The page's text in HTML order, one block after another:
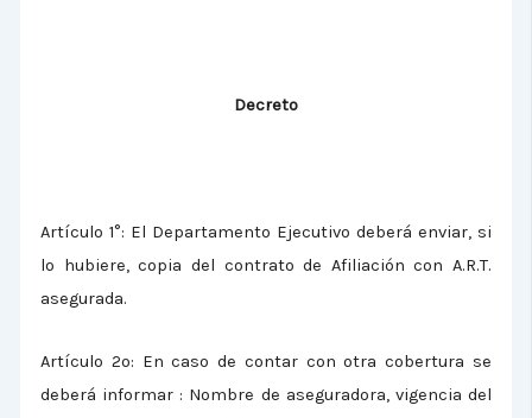
Decreto
Artículo 1°: El Departamento Ejecutivo deberá enviar, si
lo hubiere, copia del contrato de Afiliación con A.R.T.
asegurada.
Artículo 2º: En caso de contar con otra cobertura se
deberá informar : Nombre de aseguradora, vigencia del